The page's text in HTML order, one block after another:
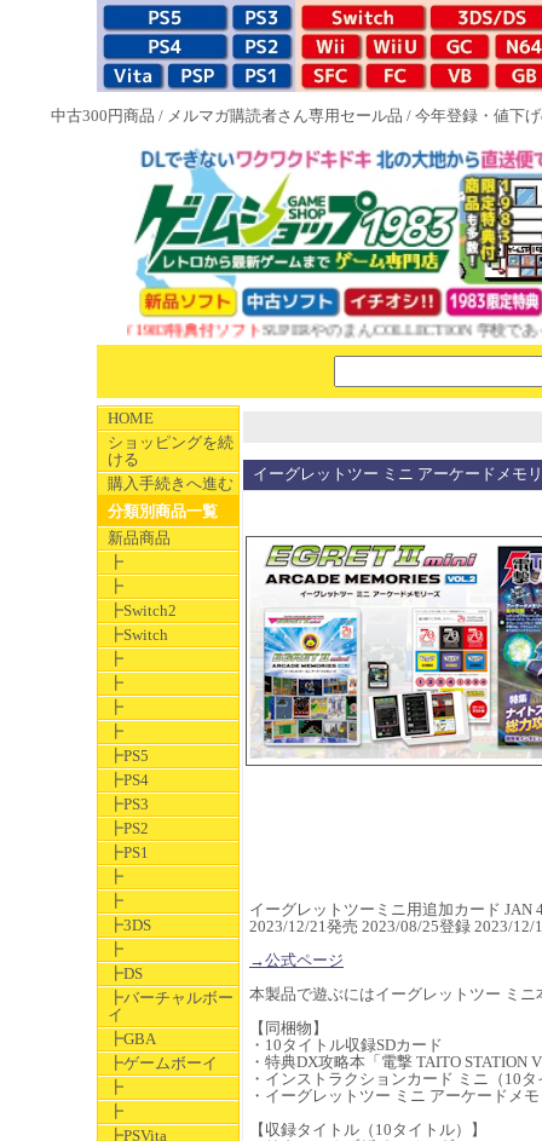
中古300円商品 / メルマガ購読者さん専用セール品 / 今年登録・値下
NEW 1983特典付ソフトSUPERやのまんCOLLECTION 学校であった
HOME
ショッピングを続
ける
購入手続きへ進む
分類別商品一覧
新品商品
┣
┣
┣Switch2
┣Switch
┣
┣
┣
┣
┣PS5
┣PS4
┣PS3
┣PS2
┣PS1
┣
┣
┣3DS
┣
┣DS
┣バーチャルボー
イ
┣GBA
┣ゲームボーイ
┣
┣
┣PSVita
イーグレットツー ミニ アーケードメモ
イーグレットツーミニ用追加カード JAN
2023/12/21発売 2023/08/25登録 2023/12/
→公式ページ
本製品で遊ぶにはイーグレットツー ミ
【同梱物】
・10タイトル収録SDカード
・特典DX攻略本「電撃 TAITO STATION
・インストラクションカード ミニ（10
・イーグレットツー ミニ アーケードメ
【収録タイトル（10タイトル）】